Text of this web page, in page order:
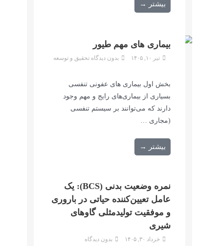
بیشتر →
بیماری های مهم طیور
تیر ۱۰, ۱۴۰۵ بدون دیدگاه تحقیق و توسعه
بخش اول بیماری های عفونی تنفسی
بسیاری از بیماری‌های رایج و مهم وجود
دارند که می‌توانند بر سیستم تنفسی
(مجاری …
بیشتر →
نمره وضعیت بدنی (BCS): یک
عامل تعیین‌کننده حیاتی در باروری
و موفقیت تولیدمثلی گاوهای
شیری
خرداد ۳۰, ۱۴۰۵
بدون دیدگاه